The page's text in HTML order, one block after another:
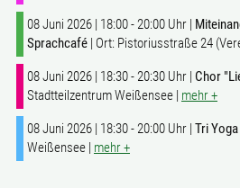
08 Juni 2026 | 18:00 - 20:00 Uhr |
Sprachcafé | Ort: Pistoriusstraße 24
08 Juni 2026 | 18:30 - 20:30 Uhr | Chor
Stadtteilzentrum Weißensee | mehr +
08 Juni 2026 | 18:30 - 20:00 Uhr | Tri Yoga
Weißensee | mehr +